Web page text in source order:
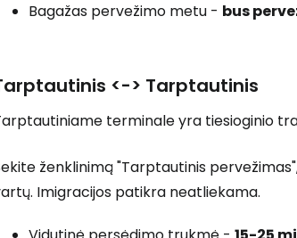
Bagažas pervežimo metu - bus
<-> Tarptautinis
terminale yra tiesioginio
ženklinimą "Tarptautinis
Imigracijos patikra neatliekama.